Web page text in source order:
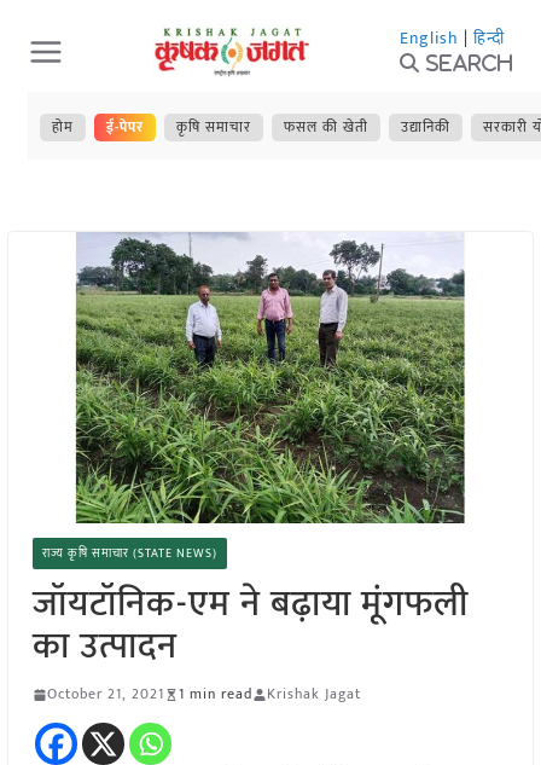
Skip
to
content
English | हिन्दी
Search
होम ई-पेपर कृषि समाचार फसल की खेती उद्यानिकी सरकारी
राज्य कृषि समाचार (STATE NEWS)
जॉयटॉनिक-एम ने बढ़ाया मूंगफली
का उत्पादन
October 21, 2021 1 min read Krishak Jagat